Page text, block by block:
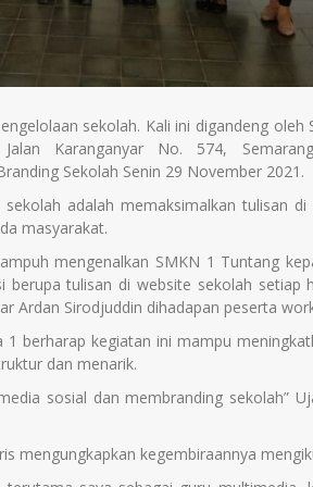
sekolah. Kali ini digandeng oleh
Karanganyar No. 574,
Sekolah Senin 29 November 2021.
adalah memaksimalkan tulisan di
masyarakat.
mengenalkan SMKN 1 Tuntang
berupa tulisan di website sekolah setiap
Ardan Sirodjuddin dihadapan peserta
berharap kegiatan ini mampu
dan menarik.
sosial dan membranding sekolah”
mengungkapkan kegembiraannya